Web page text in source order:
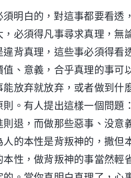
明白的，對這事都要看透
必須得凡事尋求真理，無
背真理，這些事必須得看
、意義，合乎真理的事可
放弃就放弃，或者做到什
。有人提出這樣一個問題
退，而做那些惡事、没意
的本性是背叛神的，撒但
性，做背叛神的事當然輕